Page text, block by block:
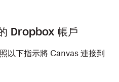
Dropbox 帳戶
以下指示將 Canvas 連接到